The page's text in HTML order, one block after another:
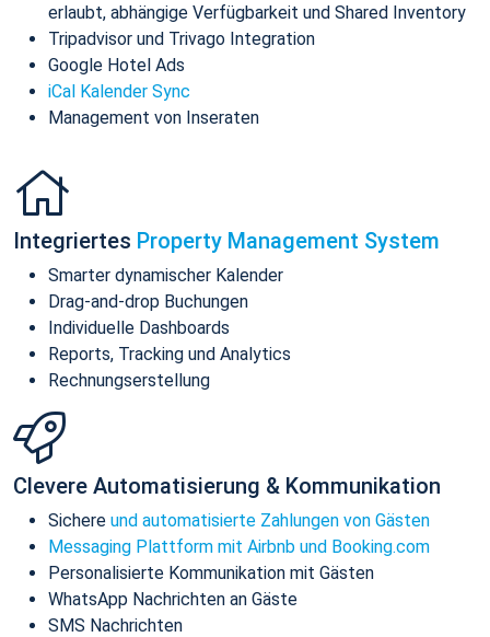
erlaubt, abhängige Verfügbarkeit und Shared Inventory
Tripadvisor und Trivago Integration
Google Hotel Ads
iCal Kalender Sync
Management von Inseraten
Integriertes Property Management System
Smarter dynamischer Kalender
Drag-and-drop Buchungen
Individuelle Dashboards
Reports, Tracking und Analytics
Rechnungserstellung
Clevere Automatisierung & Kommunikation
Sichere und automatisierte Zahlungen von Gästen
Messaging Plattform mit Airbnb und Booking.com
Personalisierte Kommunikation mit Gästen
WhatsApp Nachrichten an Gäste
SMS Nachrichten